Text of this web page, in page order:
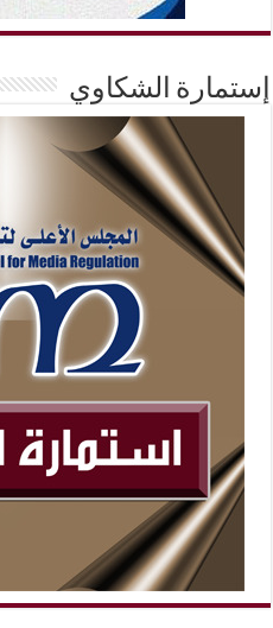
إستمارة الشكاوي